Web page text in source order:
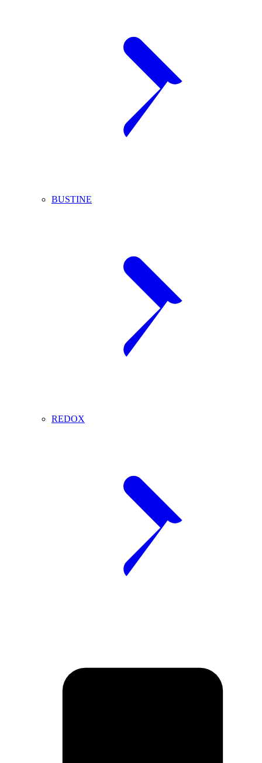
BUSTINE
REDOX